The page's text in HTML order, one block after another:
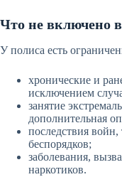
Что не включено
У полиса есть
хронические и
исключением
занятие
дополнительная
последствия войн,
беспорядков;
заболевания,
наркотиков.